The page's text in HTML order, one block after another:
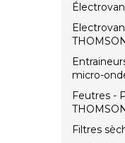
micro-
Feutres -
Filtres